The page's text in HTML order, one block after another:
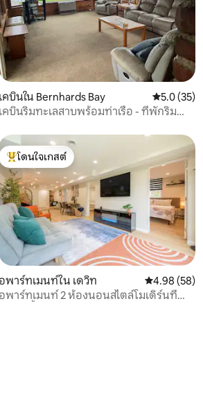
จาก 5, 69 รีวิว
เคบินใน Bernhards Bay คะแนนเฉลี่
5.0 (35)
เคบินริมทะเลสาบพร้อมท่าเรือ - ที่พักริม
จาก 5, 30 รีวิว
โดนใจเกสต์ที่สุด
โดนใจเกสต์
อพาร์ทเมนท์ใน เดวิท คะแนนเฉลี่ย
4.98 (58)
อพาร์ทเมนท์ 2 ห้องนอนสไตล์โมเดิร์นที่